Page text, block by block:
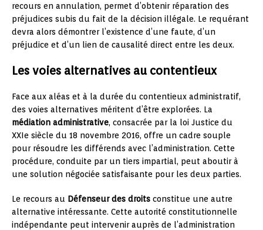
recours en annulation, permet d’obtenir réparation des
préjudices subis du fait de la décision illégale. Le requérant
devra alors démontrer l’existence d’une faute, d’un
préjudice et d’un lien de causalité direct entre les deux.
Les voies alternatives au contentieux
Face aux aléas et à la durée du contentieux administratif,
des voies alternatives méritent d’être explorées. La
médiation administrative, consacrée par la loi Justice du
XXIe siècle du 18 novembre 2016, offre un cadre souple
pour résoudre les différends avec l’administration. Cette
procédure, conduite par un tiers impartial, peut aboutir à
une solution négociée satisfaisante pour les deux parties.
Le recours au Défenseur des droits constitue une autre
alternative intéressante. Cette autorité constitutionnelle
indépendante peut intervenir auprès de l’administration